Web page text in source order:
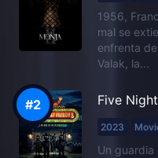
1956,
mal se
enfrenta
Valak, la...
Five
2023
Un